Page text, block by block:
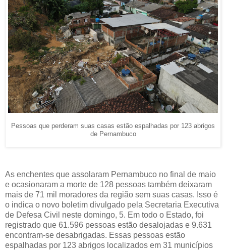
Pessoas que perderam suas casas estão espalhadas por 123 abrigos
de Pernambuco
As enchentes que assolaram Pernambuco no final de maio
e ocasionaram a morte de 128 pessoas também deixaram
mais de 71 mil moradores da região sem suas casas. Isso é
o indica o novo boletim divulgado pela Secretaria Executiva
de Defesa Civil neste domingo, 5. Em todo o Estado, foi
registrado que 61.596 pessoas estão desalojadas e 9.631
encontram-se desabrigadas. Essas pessoas estão
espalhadas por 123 abrigos localizados em 31 municípios